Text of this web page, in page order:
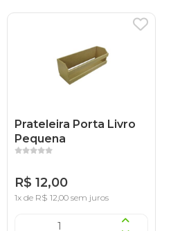
Prateleira Porta Livro
Pequena
R$ 12,00
1x de R$ 12,00 sem juros